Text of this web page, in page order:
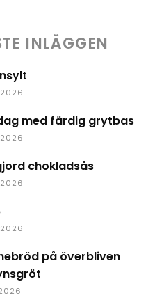
INLÄGGEN
2026
med färdig grytbas
2026
chokladsås
2026
2026
på överbliven